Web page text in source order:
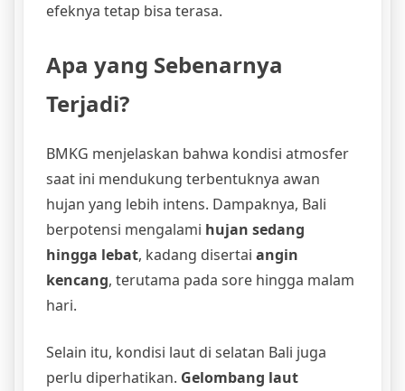
efeknya tetap bisa terasa.
Apa yang Sebenarnya
Terjadi?
BMKG menjelaskan bahwa kondisi atmosfer
saat ini mendukung terbentuknya awan
hujan yang lebih intens. Dampaknya, Bali
berpotensi mengalami hujan sedang
hingga lebat, kadang disertai angin
kencang, terutama pada sore hingga malam
hari.
Selain itu, kondisi laut di selatan Bali juga
perlu diperhatikan. Gelombang laut